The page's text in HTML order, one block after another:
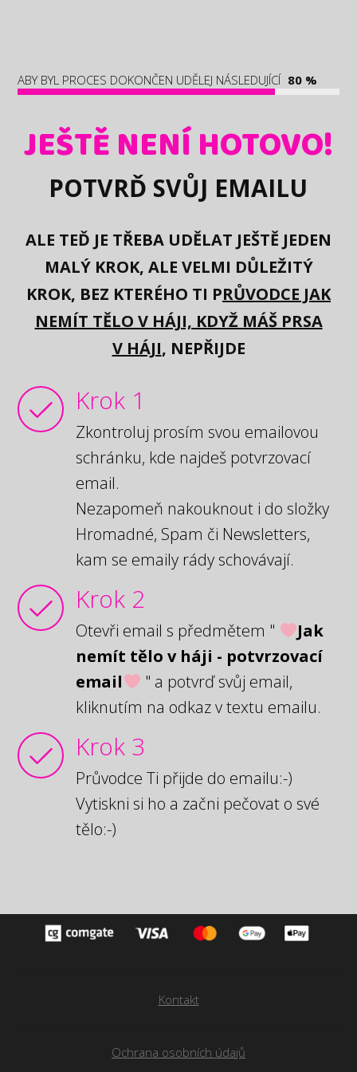
ABY BYL PROCES DOKONČEN UDĚLEJ NÁSLEDUJÍCÍ 80 %
JEŠTĚ NENÍ HOTOVO!
POTVRĎ SVŮJ EMAILU
ALE TEĎ JE TŘEBA UDĚLAT JEŠTĚ JEDEN
MALÝ KROK, ALE VELMI DŮLEŽITÝ
KROK, BEZ KTERÉHO TI PRŮVODCE JAK
NEMÍT TĚLO V HÁJI, KDYŽ MÁŠ PRSA
V HÁJI, NEPŘIJDE
Krok 1
Zkontroluj prosím svou emailovou
schránku, kde najdeš potvrzovací
email.
Nezapomeň nakouknout i do složky
Hromadné, Spam či Newsletters,
kam se emaily rády schovávají.
Krok 2
Otevři email s předmětem "
Jak
nemít tělo v háji - potvrzovací
email
" a potvrď svůj email,
kliknutím na odkaz v textu emailu.
Krok 3
Průvodce Ti přijde do emailu:-)
Vytiskni si ho a začni pečovat o své
tělo:-)
Kontakt
Ochrana osobních údajů